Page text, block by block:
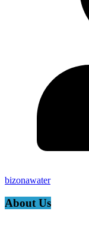
bizonawater
About Us